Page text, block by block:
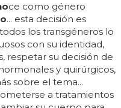
ce como género
... esta decisión es
los transgéneros lo
con su identidad,
respetar su decisión de
y quirúrgicos,
sobre el tema...
a tratamientos